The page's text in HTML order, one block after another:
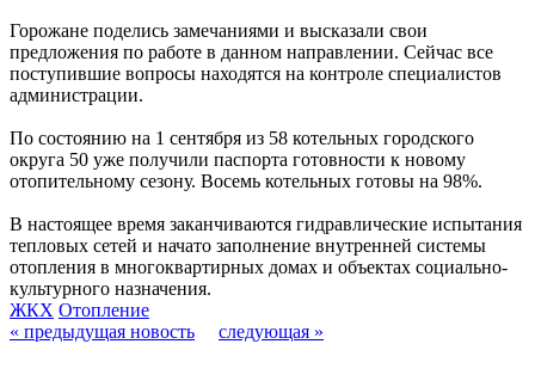
Горожане поделись замечаниями и высказали свои
предложения по работе в данном направлении. Сейчас все
поступившие вопросы находятся на контроле специалистов
администрации.
По состоянию на 1 сентября из 58 котельных городского
округа 50 уже получили паспорта готовности к новому
отопительному сезону. Восемь котельных готовы на 98%.
В настоящее время заканчиваются гидравлические испытания
тепловых сетей и начато заполнение внутренней системы
отопления в многоквартирных домах и объектах социально-
культурного назначения.
ЖКХ Отопление
« предыдущая новость
следующая »